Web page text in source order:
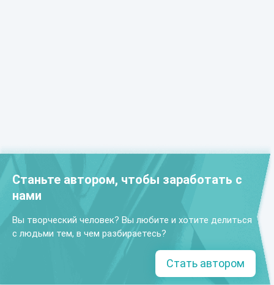
Станьте автором, чтобы заработать с
нами
Вы творческий человек? Вы любите и хотите делиться
с людьми тем, в чем разбираетесь?
Стать автором